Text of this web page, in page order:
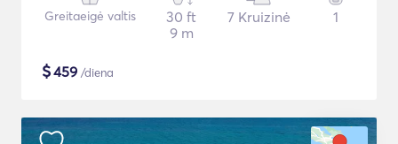
Greitaeigė valtis
30 ft
9 m
7 Kruizinė 1
$459 /diena